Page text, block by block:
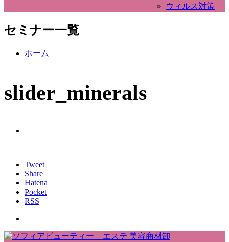
ウィルス対策
セミナー一覧
ホーム
slider_minerals
Tweet
Share
Hatena
Pocket
RSS